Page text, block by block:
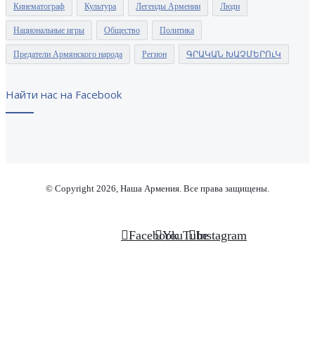
Кинематограф Культура Легенды Армении Люди
Национальные игры Общество Политика
Предатели Армянского народа Регион ԳՐԱԿԱՆ ԽԱՉՄԵՐՈւԿ
Найти нас на Facebook
© Copyright 2026, Наша Армения. Все права защищены.
FacebookYouTubeInstagram